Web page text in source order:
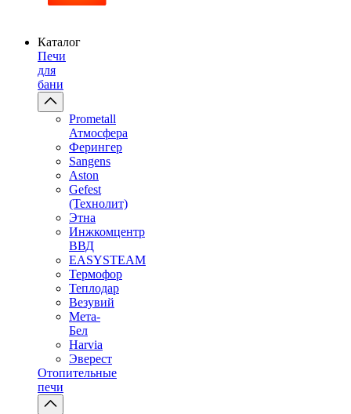
Каталог
Печи
для
бани
Prometall
Атмосфера
Ферингер
Sangens
Aston
Gefest
(Технолит)
Этна
Инжкомцентр
ВВД
EASYSTEAM
Термофор
Теплодар
Везувий
Мета-
Бел
Harvia
Эверест
Отопительные
печи